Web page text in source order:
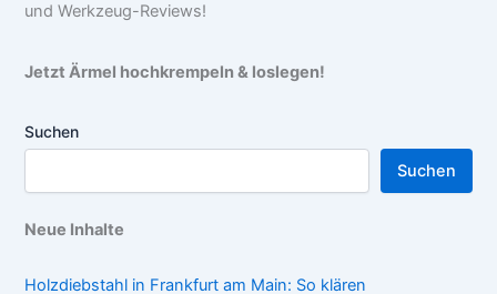
und Werkzeug-Reviews!
Jetzt Ärmel hochkrempeln & loslegen!
Suchen
Suchen
Neue Inhalte
Holzdiebstahl in Frankfurt am Main: So klären